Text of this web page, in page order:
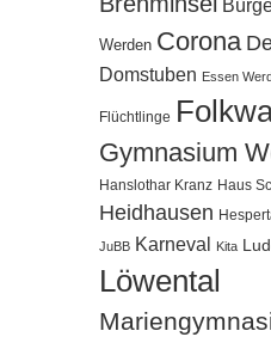
Werden Corona
Domstuben Essen
Flüchtlinge
Gymnasium
Hanslothar Kranz Haus
Heidhausen
JuBB Karneval Kita
Löwental